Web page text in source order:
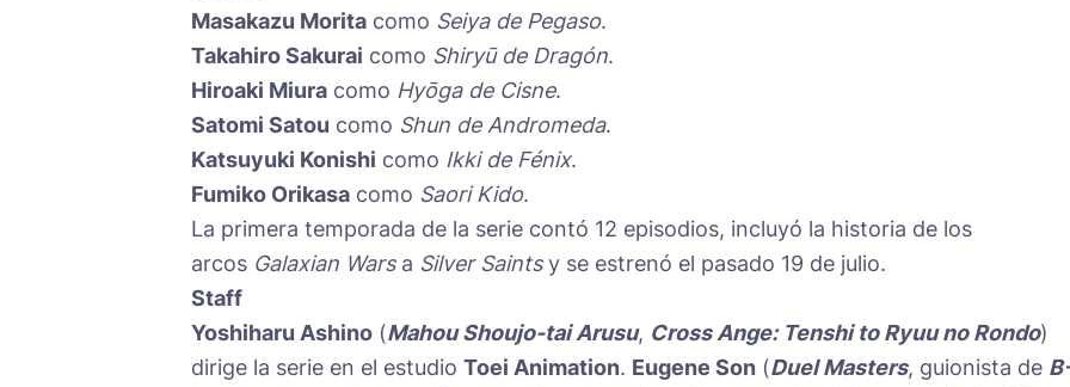
Masakazu Morita como Seiya de Pegaso.
Takahiro Sakurai como Shiryū de Dragón.
Hiroaki Miura como Hyōga de Cisne.
Satomi Satou como Shun de Andromeda.
Katsuyuki Konishi como Ikki de Fénix.
Fumiko Orikasa como Saori Kido.
La primera temporada de la serie contó 12 episodios, incluyó la historia de los
arcos Galaxian Warsa Silver Saintsy se estrenó el pasado 19 de julio.
Staff
Yoshiharu Ashino (Mahou Shoujo-tai Arusu, Cross Ange: Tenshi to Ryuu no Rondo)
dirige la serie en el estudio Toei Animation. Eugene Son (Duel Masters, guionista de